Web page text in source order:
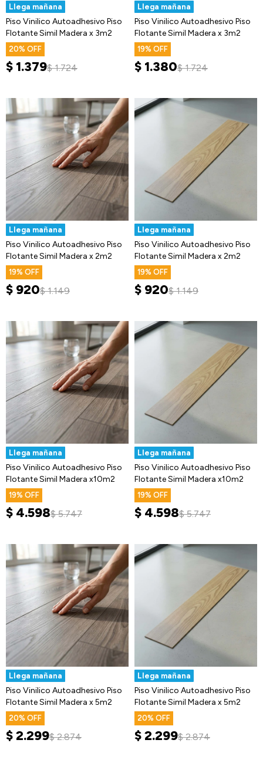
Llega mañana
Piso Vinilico Autoadhesivo Piso
Flotante Simil Madera x 3m2
20
$ 1.379$ 1.724
Llega mañana
Piso Vinilico Autoadhesivo Piso
Flotante Simil Madera x 3m2
19
$ 1.380$ 1.724
Llega mañana
Piso Vinilico Autoadhesivo Piso
Flotante Simil Madera x 2m2
19
$ 920$ 1.149
Llega mañana
Piso Vinilico Autoadhesivo Piso
Flotante Simil Madera x 2m2
19
$ 920$ 1.149
Llega mañana
Piso Vinilico Autoadhesivo Piso
Flotante Simil Madera x10m2
19
$ 4.598$ 5.747
Llega mañana
Piso Vinilico Autoadhesivo Piso
Flotante Simil Madera x10m2
19
$ 4.598$ 5.747
Llega mañana
Piso Vinilico Autoadhesivo Piso
Flotante Simil Madera x 5m2
20
$2.299$ 2.874
Llega mañana
Piso Vinilico Autoadhesivo Piso
Flotante Simil Madera x 5m2
20
$2.299$ 2.874